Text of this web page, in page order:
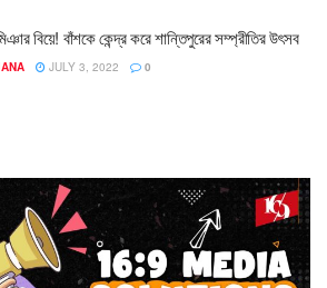
বিয়ে! বাঁশকে কেন্দ্র করে শান্তিপুরের সম্প্রীতির উৎসব
JULY 3, 2022 0